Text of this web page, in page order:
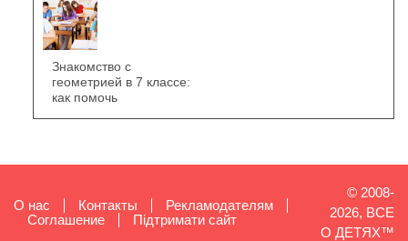
Знакомство с
геометрией в 7 классе:
как помочь
О нас Контакты
Рекламодателям
Cоглашение
Підтримати сайт
© 2008-
2026, ВСЕ
О ДЕТЯХ™